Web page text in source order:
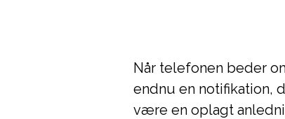
Når telefonen beder
endnu en notifikation,
være en oplagt